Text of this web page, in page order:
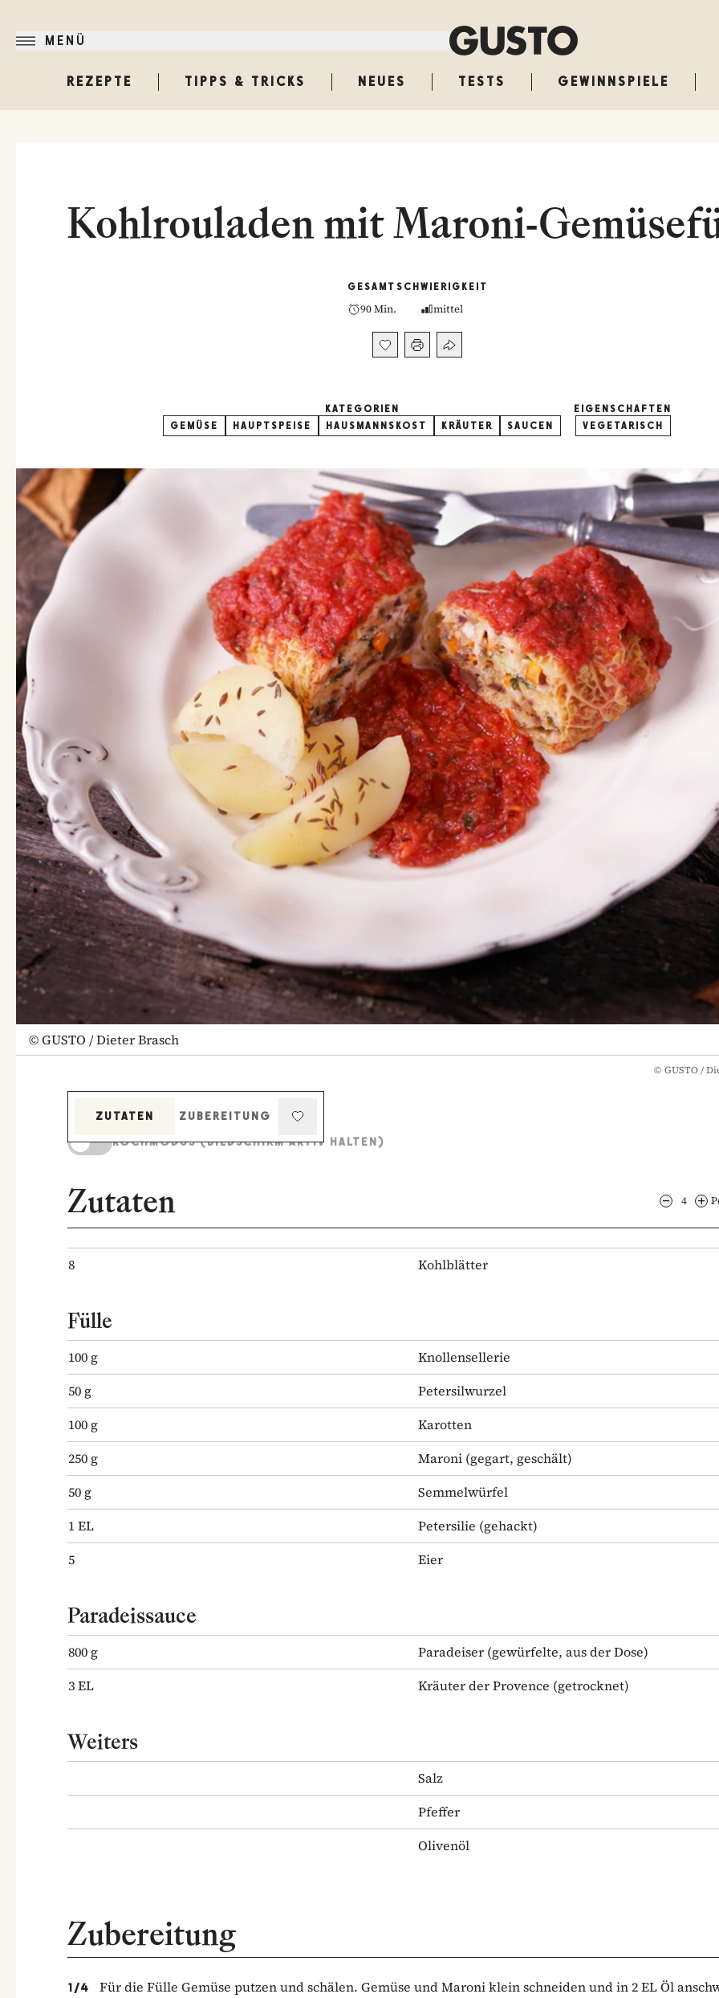
MENÜ
REZEPTE TIPPS & TRICKS NEUES TESTS GEWINNSPIELE
Kohlrouladen mit Maroni-
GESAMT
90 Min.
SCHWIERIGKEIT
mittel
KATEGORIEN
GEMÜSE
HAUPTSPEISE HAUSMANNSKOST KRÄUTER SAUCEN
EIGENSCHAFTEN
VEGETARISCH
©GUSTO / Dieter Brasch
© GUSTO /
ZUTATEN
ZUBEREITUNG
KOCHMODUS (BILDSCHIRM AKTIV HALTEN)
Zutaten 4
8 Kohlblätter
Fülle
100 g
Knollensellerie
50 g
Petersilwurzel
100 g
Karotten
250 g Maroni (gegart, geschält)
50 g
Semmelwürfel
1EL Petersilie (gehackt)
5
Eier
Paradeissauce
800 g Paradeiser (gewürfelte, aus der Dose)
3EL Kräuter der Provence (getrocknet)
Weiters
Salz
Pfeffer
Olivenöl
Zubereitung
1/4
Für die Fülle Gemüse putzen und schälen. Gemüse und Maroni klein schneiden und in 2 EL Öl